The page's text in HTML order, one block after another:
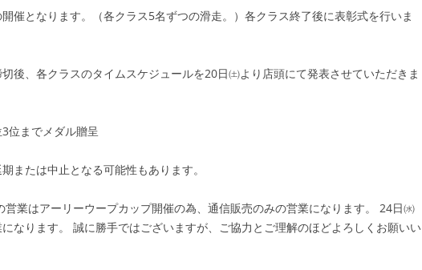
催となります。（各クラス5名ずつの滑走。）各クラス終了後に表彰式を行いま
後、各クラスのタイムスケジュールを20日㈯より店頭にて発表させていただきま
位までメダル贈呈
または中止となる可能性もあります。
業はアーリーウープカップ開催の為、通信販売のみの営業になります。 24日㈬
なります。 誠に勝手ではございますが、ご協力とご理解のほどよろしくお願いい